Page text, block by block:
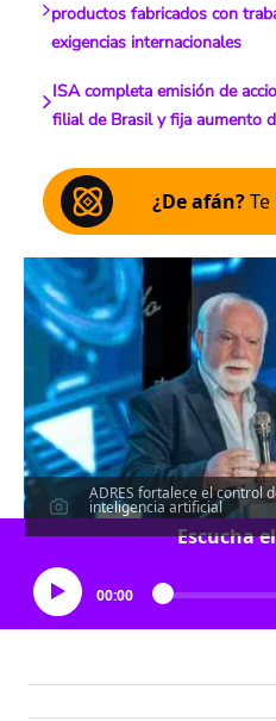
productos fabricados con
exigencias internacionales
ISA completa emisión de
filial de Brasil y fija aumento
¿De afán?
ADRES fortalece el control
inteligencia artificial
Escucha
00:00